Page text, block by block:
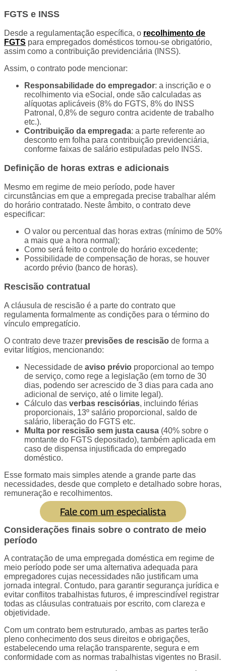
FGTS e INSS
Desde a regulamentação específica, o recolhimento de
FGTS para empregados domésticos tornou-se obrigatório,
assim como a contribuição previdenciária (INSS).
Assim, o contrato pode mencionar:
Responsabilidade do empregador: a inscrição e o
recolhimento via eSocial, onde são calculadas as
alíquotas aplicáveis (8% do FGTS, 8% do INSS
Patronal, 0,8% de seguro contra acidente de trabalho
etc.).
Contribuição da empregada: a parte referente ao
desconto em folha para contribuição previdenciária,
conforme faixas de salário estipuladas pelo INSS.
Definição de horas extras e adicionais
Mesmo em regime de meio período, pode haver
circunstâncias em que a empregada precise trabalhar além
do horário contratado. Neste âmbito, o contrato deve
especificar:
O valor ou percentual das horas extras (mínimo de 50%
a mais que a hora normal);
Como será feito o controle do horário excedente;
Possibilidade de compensação de horas, se houver
acordo prévio (banco de horas).
Rescisão contratual
A cláusula de rescisão é a parte do contrato que
regulamenta formalmente as condições para o término do
vínculo empregatício.
O contrato deve trazer previsões de rescisão de forma a
evitar litígios, mencionando:
Necessidade de aviso prévio proporcional ao tempo
de serviço, como rege a legislação (em torno de 30
dias, podendo ser acrescido de 3 dias para cada ano
adicional de serviço, até o limite legal).
Cálculo das verbas rescisórias, incluindo férias
proporcionais, 13º salário proporcional, saldo de
salário, liberação do FGTS etc.
Multa por rescisão sem justa causa (40% sobre o
montante do FGTS depositado), também aplicada em
caso de dispensa injustificada do empregado
doméstico.
Esse formato mais simples atende a grande parte das
necessidades, desde que completo e detalhado sobre horas,
remuneração e recolhimentos.
Fale com um especialista
Considerações finais sobre o contrato de meio
período
A contratação de uma empregada doméstica em regime de
meio período pode ser uma alternativa adequada para
empregadores cujas necessidades não justificam uma
jornada integral. Contudo, para garantir segurança jurídica e
evitar conflitos trabalhistas futuros, é imprescindível registrar
todas as cláusulas contratuais por escrito, com clareza e
objetividade.
Com um contrato bem estruturado, ambas as partes terão
pleno conhecimento dos seus direitos e obrigações,
estabelecendo uma relação transparente, segura e em
conformidade com as normas trabalhistas vigentes no Brasil.